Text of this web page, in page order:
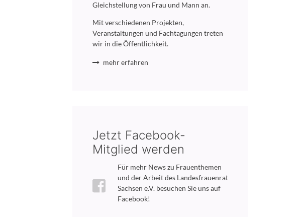
Gleichstellung von Frau und Mann an.
Mit verschiedenen Projekten,
Veranstaltungen und Fachtagungen treten
wir in die Öffentlichkeit.
mehr erfahren
Jetzt Facebook-
Mitglied werden
Für mehr News zu Frauenthemen
und der Arbeit des Landesfrauenrat
Sachsen e.V. besuchen Sie uns auf
Facebook!